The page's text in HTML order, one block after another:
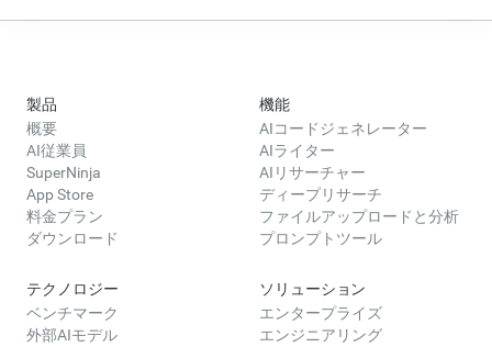
製品
概要
AI従業員
SuperNinja
App Store
料金プラン
ダウンロード
機能
AIコードジェネレーター
AIライター
AIリサーチャー
ディープリサーチ
ファイルアップロードと分析
プロンプトツール
テクノロジー
ベンチマーク
外部AIモデル
ソリューション
エンタープライズ
エンジニアリング